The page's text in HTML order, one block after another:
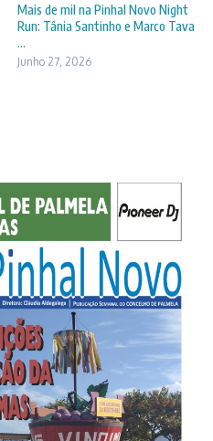
Mais de mil na Pinhal Novo Night
Run: Tânia Santinho e Marco Tava
...
Junho 27, 2026